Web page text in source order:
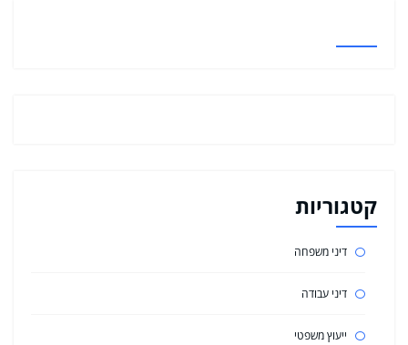
קטגוריות
דיני משפחה
דיני עבודה
ייעוץ משפטי